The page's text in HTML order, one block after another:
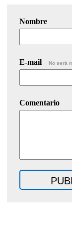
Nombre
E-mail No será
Comentario